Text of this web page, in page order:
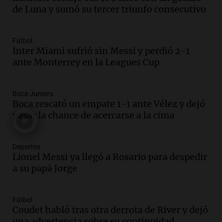
Messi hubiera llegado adonde llegó"
Audio.El orgullo y el sueño argentino de
Jorge Messi en una entrevista con Rony
Episodios
Audio.El abuelo de Agostina Vega, tras
Una mañana para todos
Episodios
Audio.Una nutricionista derribó el mito
conviene priorizar
Una mañana para todos
Episodios
de Luna y sumó su tercer triunfo consecutivo
Fútbol
Inter Miami sufrió sin Messi y perdió 2-1
ante Monterrey en la Leagues Cup
Boca Juniors
Boca rescató un empate 1-1 ante Vélez y dejó
pasar la chance de acercarse a la cima
Deportes
Lionel Messi ya llegó a Rosario para despedir
a su papá Jorge
Fútbol
Coudet habló tras otra derrota de River y dejó